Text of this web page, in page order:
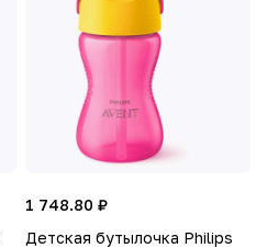
1 748.80 ₽
Детская бутылочка Philips